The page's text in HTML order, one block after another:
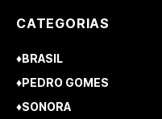
CATEGORIAS
♦BRASIL
♦PEDRO GOMES
♦SONORA